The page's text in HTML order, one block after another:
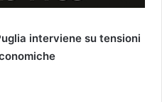
interviene su tensioni